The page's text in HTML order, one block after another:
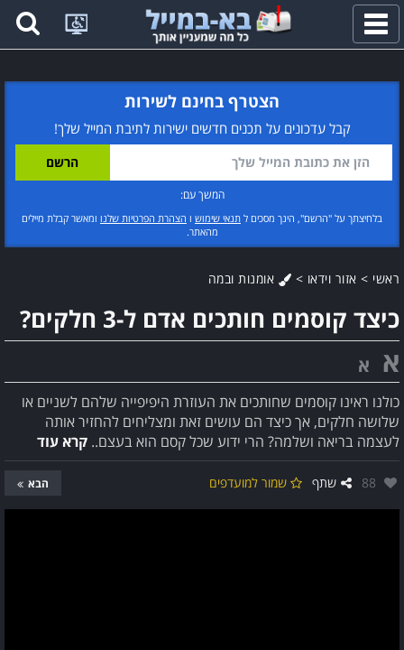
פתח
תפריט
הצטרף בחינם לשירות
קבל עדכונים על תכנים חדשים ישירות לתיבת המייל שלך!
המשך עם:
בלחיצתך על "הרשם", הינך מסכים ל תנאי שימוש ו הצהרת הפרטיות שלנו ומאשר קבלת מיילים
מהאתר.
ראשי > אזור וידאו > אומנות ובמה
כיצד קוסמים חותכים אדם ל-3 חלקים?
א א
כולנו ראינו קוסמים שחותכים את העוזרת היפיפייה שלהם לשניים או
שלושה חלקים, אך כיצד הם עושים זאת ומצליחים להחזיר אותה
לעצמה בריאה ושלמה? הרי ידוע שכל קסם הוא בעצם.. קרא עוד
אהבו:
88 שתף שמור למועדפים הבא